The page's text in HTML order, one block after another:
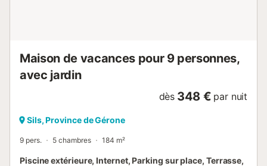
Maison de vacances pour 9 personnes,
avec jardin
dès 348 € par nuit
Sils, Province de Gérone
9 pers. 5 chambres 184 m²
Piscine extérieure, Internet, Parking sur place, Terrasse,